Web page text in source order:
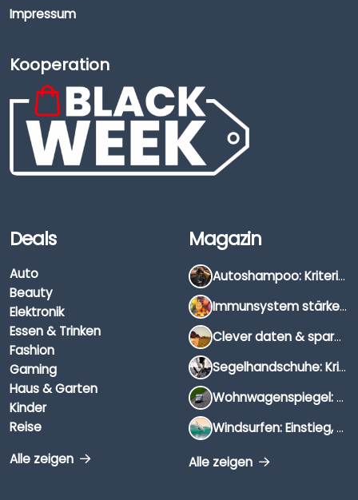
Impressum
Kooperation
Deals
Auto
Beauty
Elektronik
Essen & Trinken
Fashion
Gaming
Haus & Garten
Kinder
Reise
Alle zeigen
Magazin
Autoshampoo: Kriterien, Unterschiede & Anwendung
Immunsystem stärken: Hausmittel, Vitamine & Wissenswertes
Clever daten & sparen: So findest du die besten Deals für Dates und Unternehmungen
Segelhandschuhe: Kriterien, Materialien & Tipps
Wohnwagenspiegel: Auswahl, Preise & Montage
Windsurfen: Einstieg, Ausrüstung & Tipps
Alle zeigen